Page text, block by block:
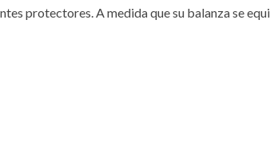
protectores. A medida que su balanza se